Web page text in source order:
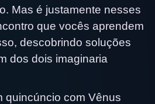
Mas é justamente nesses
que vocês aprendem
descobrindo soluções
dos dois imaginaria
quincúncio com Vênus